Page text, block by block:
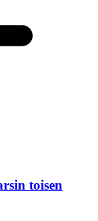
toisen